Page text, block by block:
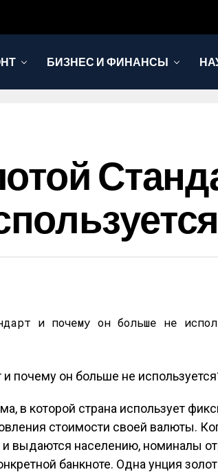
БИЗНЕС И ФИНАНСЫ
в которой страна использует
стоимости своей валюты.
выдаются населению, номиналы
банкноте. Одна унция